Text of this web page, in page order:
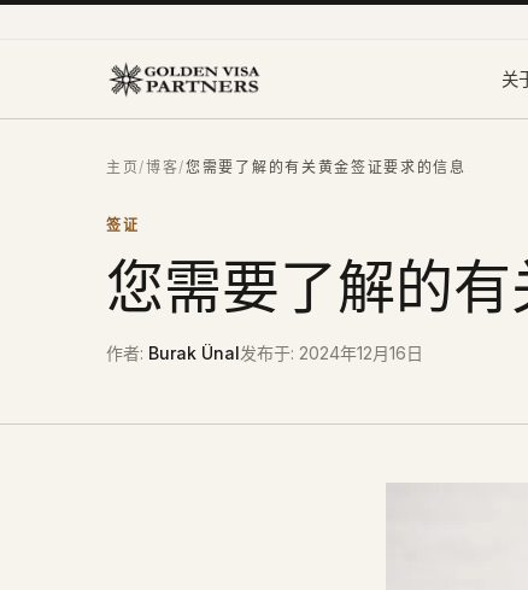
关
主页/博客/您需要了解的有关黄金签证要求的信息
签证
您需要了解的
作者: Burak Ünal发布于: 2024年12月16日